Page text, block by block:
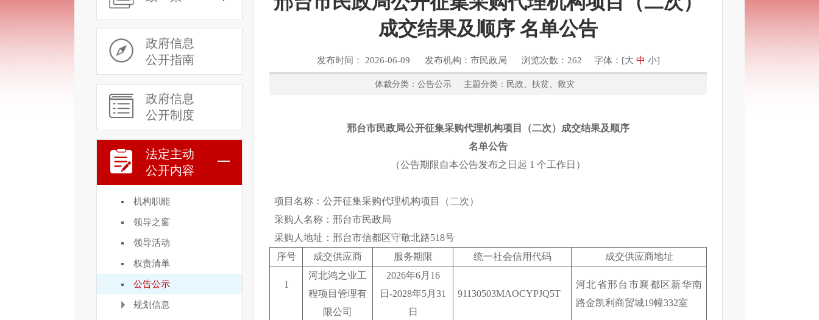
政府信息
公开指南
政府信息
公开制度
法定主动
公开内容
机构职能
领导之窗
领导活动
权责清单
公告公示
规划信息
成交结果及顺序 名单公告
发布时间： 2026-06-09 发布机构：市民政局 浏览次数：262 字体：[大 中 小]
体裁分类：公告公示 主题分类：民政、扶贫、救灾
邢台市民政局公开征集采购代理机构项目（二次）成交结果及顺序
名单公告
（公告期限自本公告发布之日起 1 个工作日）
项目名称： 公开征集采购代理机构项目（二次）
采购人名称：邢台市民政局
采购人地址：邢台市信都区守敬北路518号
序号
成交供应商 服务期限 统一社会信用代码 成交供应商地址
1
河北鸿之业工
程项目管理有
限公司
2026年6月 16
日 -2028年5月 31
日
91130503MAOCYPJQ5T
河北省邢台市襄都区新华南
路金凯利商贸城19幢332室